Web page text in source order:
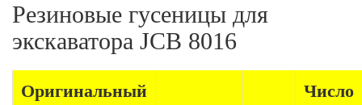
Резиновые гусеницы для
экскаватора JCB 8016
Оригинальный
Число